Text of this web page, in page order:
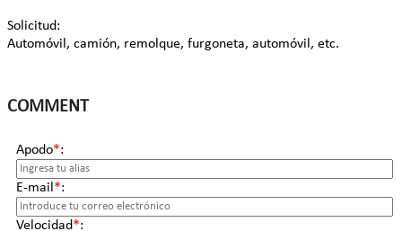
Solicitud:
Automóvil, camión, remolque, furgoneta, automóvil, etc.
COMMENT
Apodo*:
E-mail *:
Velocidad*: